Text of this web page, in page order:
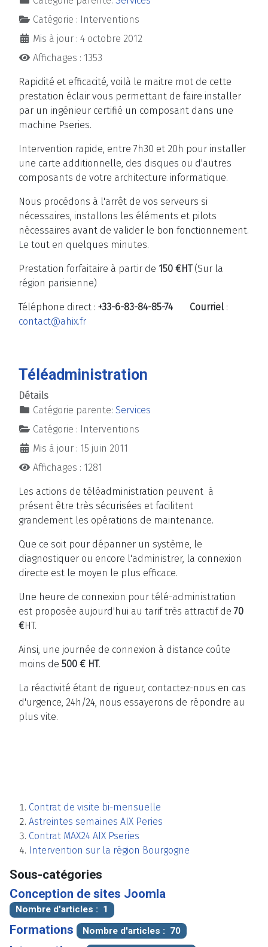
Catégorie :
Interventions
Mis à jour : 4 octobre 2012
Affichages : 1353
Rapidité et efficacité, voilà le maitre mot de cette
prestation éclair vous permettant de faire installer
par un ingénieur certifié un composant dans une
machine Pseries.
Intervention rapide, entre 7h30 et 20h pour installer
une carte additionnelle, des disques ou d'autres
composants de votre architecture informatique.
Nous procédons à l'arrêt de vos serveurs si
nécessaires, installons les éléments et pilots
nécessaires avant de valider le bon fonctionnement.
Le tout en quelques minutes.
Prestation forfaitaire à partir de 150 €HT(Sur la
région parisienne)
Téléphone direct : +33-6-83-84-85-74 Courriel :
contact@ahix.fr
Téléadministration
Détails
Catégorie parente: Services
Catégorie :
Interventions
Mis à jour : 15 juin 2011
Affichages : 1281
Les actions de téléadministration peuvent à
présent être très sécurisées et facilitent
grandement les opérations de maintenance.
Que ce soit pour dépanner un système, le
diagnostiquer ou encore l'administrer, la connexion
directe est le moyen le plus efficace.
Une heure de connexion pour télé-administration
est proposée aujourd'hui au tarif très attractif de 70
€HT.
Ainsi, une journée de connexion à distance coûte
moins de 500 € HT.
La réactivité étant de rigueur, contactez-nous en cas
d'urgence, 24h/24, nous essayerons de répondre au
plus vite.
Contrat de visite bi-mensuelle
Astreintes semaines AIX Peries
Contrat MAX24 AIX Pseries
Intervention sur la région Bourgogne
Sous-catégories
Conception de sites Joomla
Nombre d'articles : 1
Formations Nombre d'articles : 70